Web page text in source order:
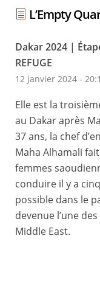
L’Empty
Dakar 2024 |
REFUGE
12 janvier 2024 -
Elle est la
au Dakar après
37 ans, la chef
Maha Alhamali
femmes
conduire il y a
possible dans le
devenue l’une
Middle East.